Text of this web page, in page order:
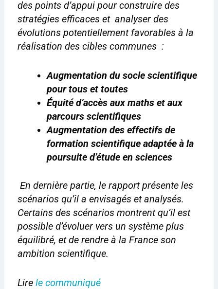
des points d’appui pour construire des
stratégies efficaces et analyser des
évolutions potentiellement favorables à la
réalisation des cibles communes :
Augmentation du socle scientifique
pour tous et toutes
Équité d’accès aux maths et aux
parcours scientifiques
Augmentation des effectifs de
formation scientifique adaptée à la
poursuite d’étude en sciences
En dernière partie, le rapport présente les
scénarios qu’il a envisagés et analysés.
Certains des scénarios montrent qu’il est
possible d’évoluer vers un système plus
équilibré, et de rendre à la France son
ambition scientifique.
Lirele communiqué